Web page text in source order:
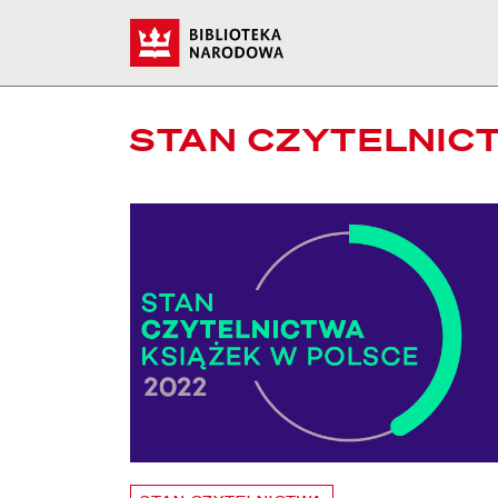
Stan czytelnictwa -
STAN